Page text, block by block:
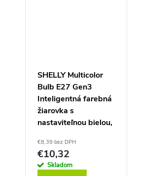
SHELLY Multicolor
Bulb E27 Gen3
Inteligentná farebná
žiarovka s
nastaviteľnou bielou,
€8,39 bez DPH
€10,32
Skladom